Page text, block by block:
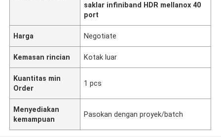
saklar infiniband HDR mellanox 40
port
Harga Negotiate
Kemasan rincian Kotak luar
Kuantitas min
Order
1 pcs
Menyediakan
kemampuan
Pasokan dengan proyek/batch